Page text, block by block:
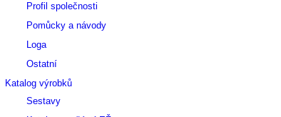
Profil společnosti
Pomůcky a návody
Loga
Ostatní
Katalog výrobků
Sestavy